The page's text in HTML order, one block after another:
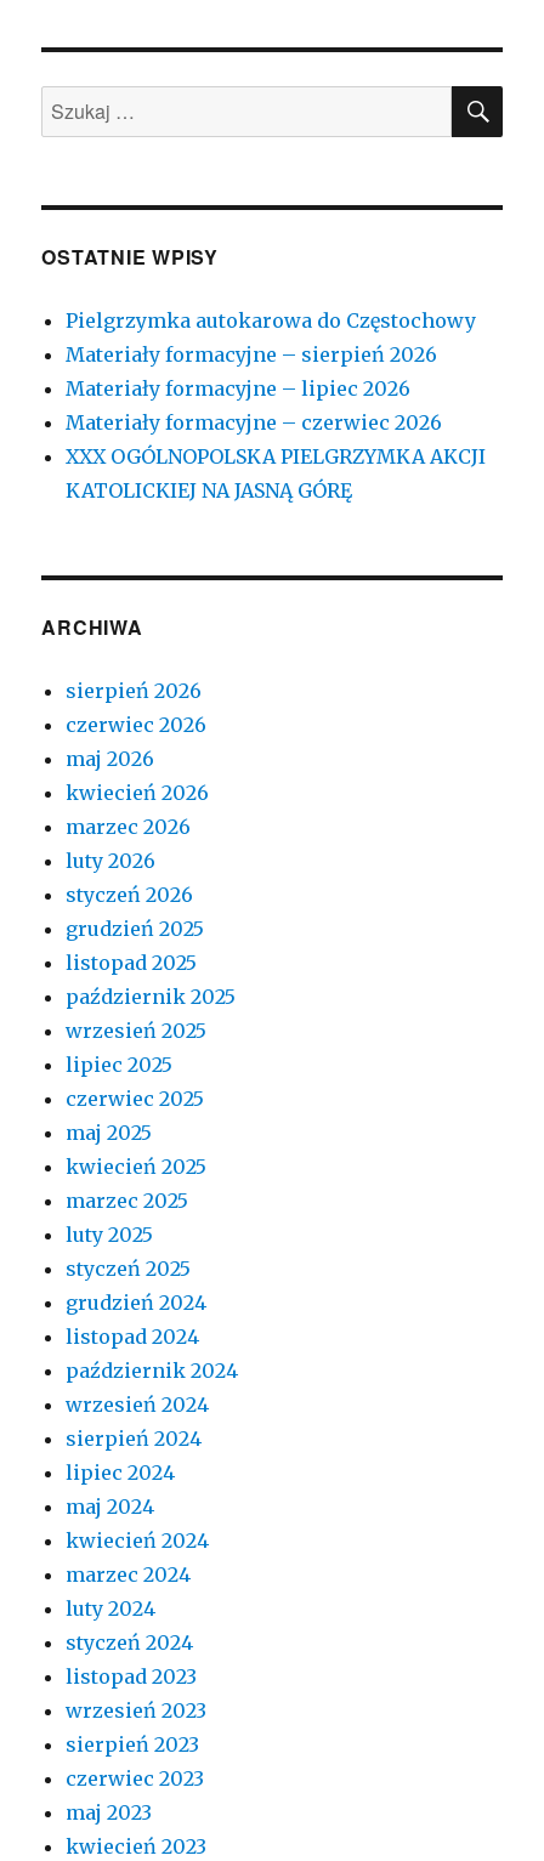
Szukaj:
OSTATNIE WPISY
Pielgrzymka autokarowa do Częstochowy
Materiały formacyjne – sierpień 2026
Materiały formacyjne – lipiec 2026
Materiały formacyjne – czerwiec 2026
XXX OGÓLNOPOLSKA PIELGRZYMKA AKCJI
KATOLICKIEJ NA JASNĄ GÓRĘ
ARCHIWA
sierpień 2026
czerwiec 2026
maj 2026
kwiecień 2026
marzec 2026
luty 2026
styczeń 2026
grudzień 2025
listopad 2025
październik 2025
wrzesień 2025
lipiec 2025
czerwiec 2025
maj 2025
kwiecień 2025
marzec 2025
luty 2025
styczeń 2025
grudzień 2024
listopad 2024
październik 2024
wrzesień 2024
sierpień 2024
lipiec 2024
maj 2024
kwiecień 2024
marzec 2024
luty 2024
styczeń 2024
listopad 2023
wrzesień 2023
sierpień 2023
czerwiec 2023
maj 2023
kwiecień 2023